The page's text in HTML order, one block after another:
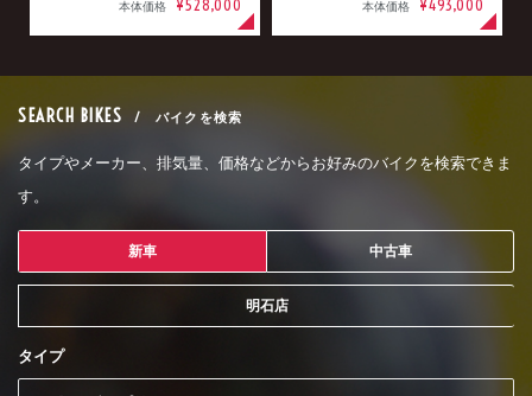
本体価格 ¥528,000 本体価格 ¥493,000
SEARCH BIKES / バイクを検索
タイプやメーカー、排気量、価格などからお好みのバイクを検索できま
す。
新車 中古車
明石店
タイプ